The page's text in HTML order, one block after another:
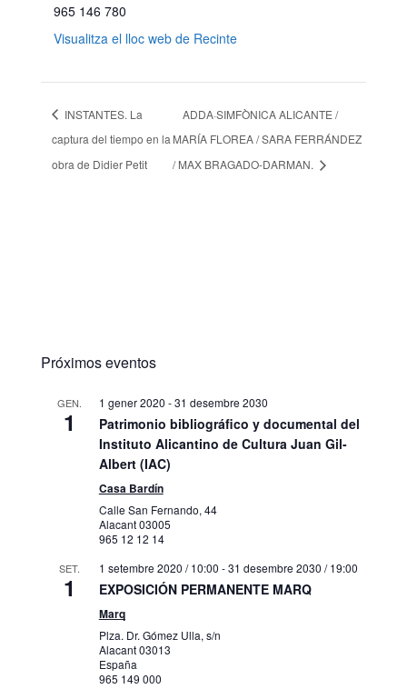
965 146 780
Visualitza el lloc web de Recinte
INSTANTES. La
captura del tiempo en la
obra de Didier Petit
ADDA·SIMFÒNICA ALICANTE /
MARÍA FLOREA / SARA FERRÁNDEZ
/ MAX BRAGADO-DARMAN.
Próximos eventos
GEN.
1
1 gener 2020 -31 desembre 2030
Patrimonio bibliográfico y documental del
Instituto Alicantino de Cultura Juan Gil-
Albert (IAC)
Casa Bardín
Calle San Fernando, 44
Alacant03005
965 12 12 14
SET.
1
1 setembre 2020 / 10:00 -31 desembre 2030 / 19:00
EXPOSICIÓN PERMANENTE MARQ
Marq
Plza. Dr. Gómez Ulla, s/n
Alacant03013
España
965 149 000